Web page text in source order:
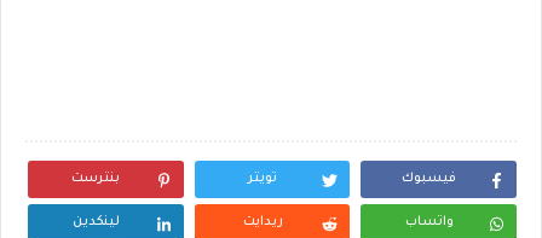
فيسبوك تويتر بنترست
واتساب ريدايت لينكدين